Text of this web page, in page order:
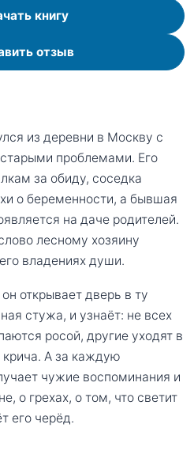
книгу
отзыв
из деревни в Москву с
проблемами. Его
за обиду, соседка
о беременности, а бывшая
на даче родителей.
лесному хозяину
владениях души.
открывает дверь в ту
стужа, и узнаёт: не всех
росой, другие уходят в
А за каждую
чужие воспоминания и
о грехах, о том, что светит
его черёд.